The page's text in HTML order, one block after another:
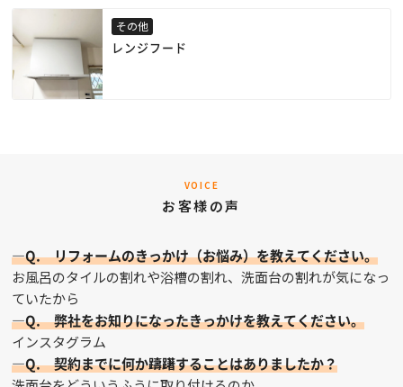
その他
レンジフード
VOICE
お客様の声
—Q. リフォームのきっかけ（お悩み）を教えてください。
お風呂のタイルの割れや浴槽の割れ、洗面台の割れが気になっ
ていたから
—Q. 弊社をお知りになったきっかけを教えてください。
インスタグラム
—Q. 契約までに何か躊躇することはありましたか？